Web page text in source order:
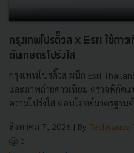
กรุงเทพโปรดิ๊วส x Esri ใช้ดา
ดันเกษตรโปร่งใส
กรุงเทพโปรดิ๊วส ผนึก Esri
และภาพถ่ายดาวเทียม ตรวจพิกัด
ความโปร่งใส ตอบโจทย์มาตรฐาน
สิงหาคม 7, 2026 | By Techsauce
0